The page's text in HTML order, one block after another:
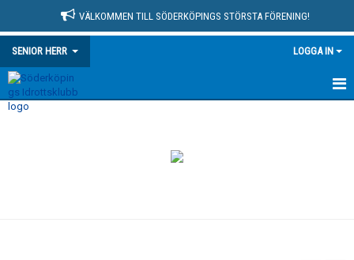
VÄLKOMMEN TILL SÖDERKÖPINGS STÖRSTA FÖRENING!
SENIOR HERR LOGGA IN
HEM